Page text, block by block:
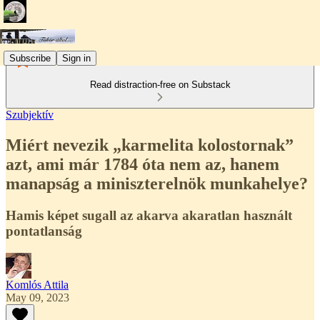
Subscribe Sign in
Read distraction-free on Substack
Szubjektív
Miért nevezik „karmelita kolostornak”
azt, ami már 1784 óta nem az, hanem
manapság a miniszterelnök munkahelye?
Hamis képet sugall az akarva akaratlan használt
pontatlanság
Komlós Attila
May 09, 2023